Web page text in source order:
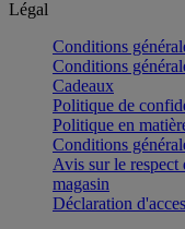
Légal
Conditions
Conditions
Cadeaux
Politique de
Politique en
Conditions
Avis sur le
magasin
Déclaration